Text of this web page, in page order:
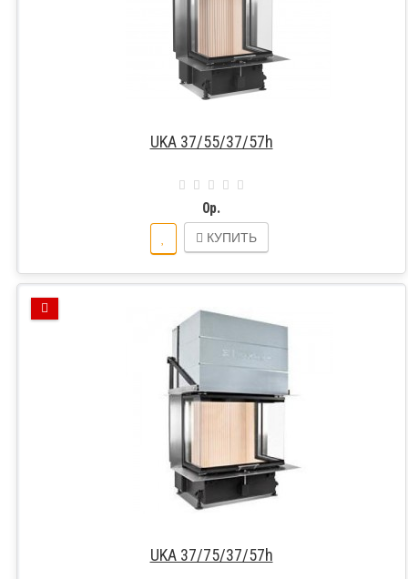
UKA 37/55/37/57h
0р.
КУПИТЬ
UKA 37/75/37/57h